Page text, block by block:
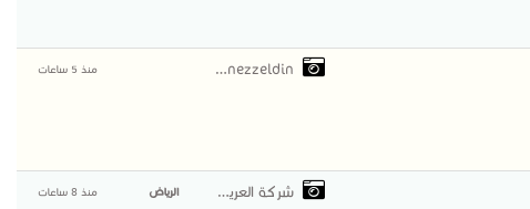
nonezzeldin منذ 5 ساعات
شركة العريمان الرياض منذ 8 ساعات